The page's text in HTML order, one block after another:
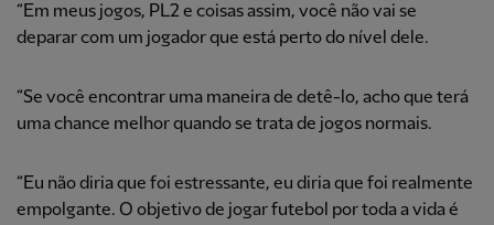
“Em meus jogos, PL2 e coisas assim, você não vai se
deparar com um jogador que está perto do nível dele.
“Se você encontrar uma maneira de detê-lo, acho que terá
uma chance melhor quando se trata de jogos normais.
“Eu não diria que foi estressante, eu diria que foi realmente
empolgante. O objetivo de jogar futebol por toda a vida é